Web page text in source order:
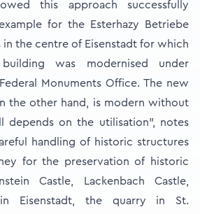
this approach successfully
for the Esterhazy Betriebe
in the centre of Eisenstadt for which
was modernised under
Monuments Office. The new
the other hand, is modern without
depends on the utilisation”, notes
handling of historic structures
for the preservation of historic
Castle, Lackenbach Castle,
in Eisenstadt, the quarry in St.